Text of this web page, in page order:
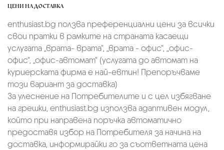
ЦЕНИ НА ДОСТАВКА
enthusiast.bg ползва преференциални цени за всички
свои пратки в рамките на страната касаещи
услугата „врата- врата“, „врата - офис“, „oфис-
офис“, „офис-автомат“ (услугата до автомат на
куриерската фирма е най-евтин! Препоръчваме
този вариант за доставка)
За улеснение на Потребителите и с цел избягване
на грешки, enthusiast.bg използва адаптивен модул,
който при направена поръчка автоматично
предоставя избор на Потребителя за начина на
доставка, информирайки го за съответната цена